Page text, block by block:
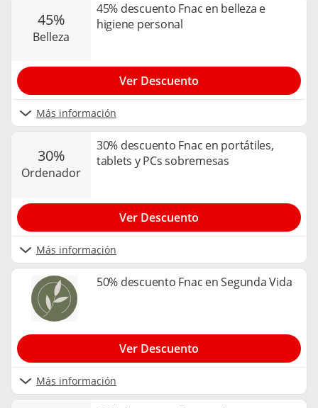
45%
belleza
45% descuento Fnac en belleza e
higiene personal
Más información
Ver Descuento
30%
ordenador
30% descuento Fnac en portátiles,
tablets y PCs sobremesas
Más información
Ver Descuento
50% descuento Fnac en Segunda Vida
Más información
Ver Descuento